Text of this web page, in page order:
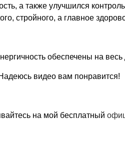
а также улучшился
стройного, а главное
обеспечены на весь
видео вам понравится!
на мой бесплатный